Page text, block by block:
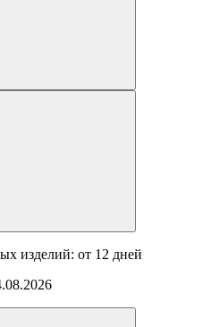
изделий: от 12 дней